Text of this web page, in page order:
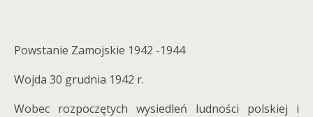
Powstanie Zamojskie 1942 -1944
Wojda 30 grudnia 1942 r.
Wobec rozpoczętych wysiedleń ludności polskiej i